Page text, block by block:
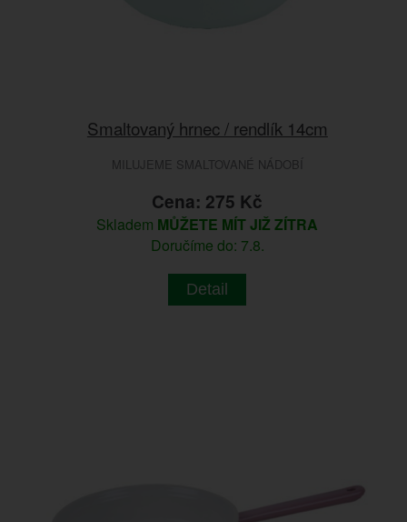
Smaltovaný hrnec / rendlík 14cm
MILUJEME SMALTOVANÉ NÁDOBÍ
Cena: 275 Kč
Skladem MŮŽETE MÍT JIŽ ZÍTRA
Doručíme do: 7.8.
Detail